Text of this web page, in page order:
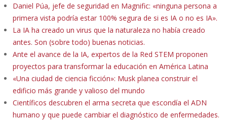
Daniel Púa, jefe de seguridad en Magnific: «ninguna persona a
primera vista podría estar 100% segura de si es IA o no es IA».
La IA ha creado un virus que la naturaleza no había creado
antes. Son (sobre todo) buenas noticias.
Ante el avance de la IA, expertos de la Red STEM proponen
proyectos para transformar la educación en América Latina
«Una ciudad de ciencia ficción»: Musk planea construir el
edificio más grande y valioso del mundo
Científicos descubren el arma secreta que escondía el ADN
humano y que puede cambiar el diagnóstico de enfermedades.